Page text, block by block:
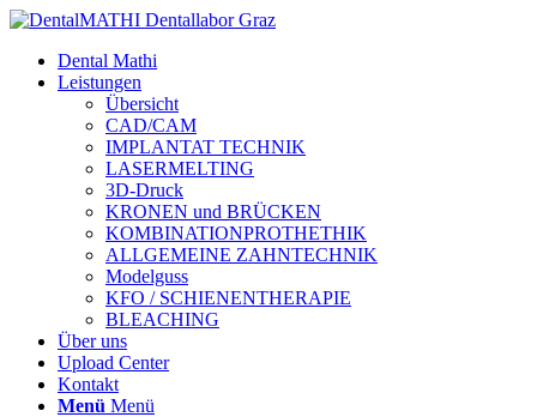
Dental Mathi
Leistungen
Übersicht
CAD/CAM
IMPLANTAT TECHNIK
LASERMELTING
3D-Druck
KRONEN und BRÜCKEN
KOMBINATIONPROTHETHIK
ALLGEMEINE ZAHNTECHNIK
Modelguss
KFO / SCHIENENTHERAPIE
BLEACHING
Über uns
Upload Center
Kontakt
Menü Menü